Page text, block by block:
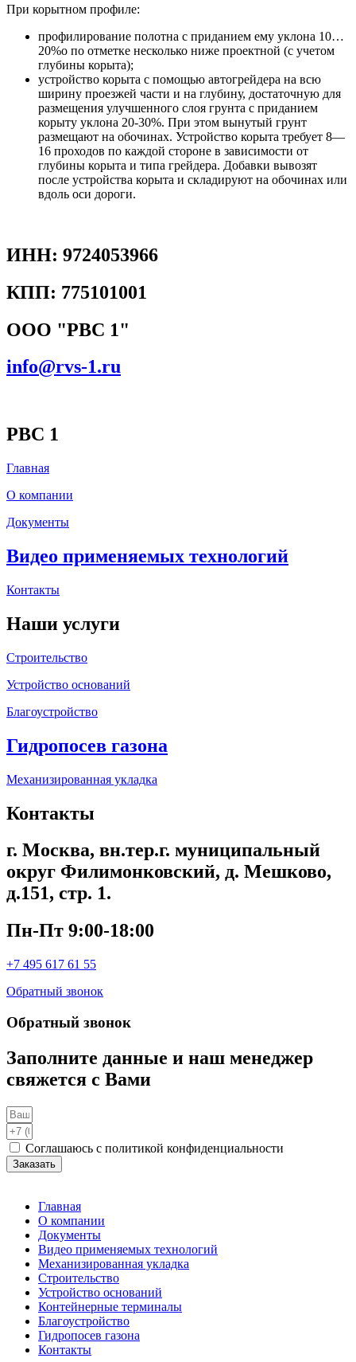
При корытном профиле:
профилирование полотна с приданием ему уклона 10…
20%о по отметке несколько ниже проектной (с учетом
глубины корыта);
устройство корыта с помощью автогрейдера на всю
ширину проезжей части и на глубину, достаточную для
размещения улучшенного слоя грунта с приданием
корыту уклона 20-30%. При этом вынутый грунт
размещают на обочинах. Устройство корыта требует 8—
16 проходов по каждой стороне в зависимости от
глубины корыта и типа грейдера. Добавки вывозят
после устройства корыта и складируют на обочинах или
вдоль оси дороги.
ИНН: 9724053966
КПП: 775101001
ООО "РВС 1"
info@rvs-1.ru
РВС 1
Главная
О компании
Документы
Видео применяемых технологий
Контакты
Наши услуги
Строительство
Устройство оснований
Благоустройство
Гидропосев газона
Механизированная укладка
Контакты
г. Москва, вн.тер.г. муниципальный
округ Филимонковский, д. Мешково,
д.151, стр. 1.
Пн-Пт 9:00-18:00
+7 495 617 61 55
Обратный звонок
Обратный звонок
Заполните данные и наш менеджер
свяжется с Вами
Соглашаюсь с политикой конфиденциальности
Заказать
Главная
О компании
Документы
Видео применяемых технологий
Механизированная укладка
Строительство
Устройство оснований
Контейнерные терминалы
Благоустройство
Гидропосев газона
Контакты